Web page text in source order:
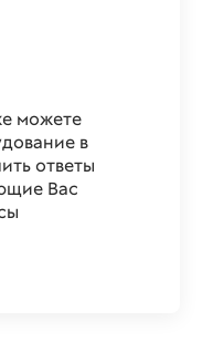
можете
в
ответы
Вас